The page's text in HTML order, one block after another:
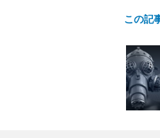
この記